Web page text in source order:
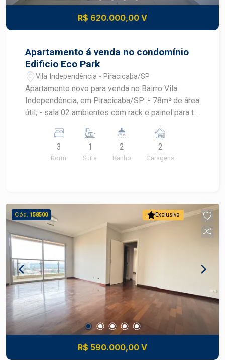
R$ 620.000,00 V
Apartamento á venda no condomínio
Edificio Eco Park
Vila Independência - Piracicaba/SP
Apartamento novo para venda no Bairro Vila
Independência, em Piracicaba/SP: - 78m² de área
útil; - sala 02 ambientes com rack e painel para tv;
armário planejado; - 03 dormitórios todos com
armário embutido, sendo 01 suíte; - 02 banheiros
com cuba: social e da suíte; - Varanda gourmet
Piscina na cobertura com vista incrível para a
cidade, perfeito para relaxar e socializar.
Localização: próximo a serviços, transporte
público, comércios e com fácil acesso a
principais vias da cidade.
3
Dorm.
1
Suite
2
Banho
2
Garagens
Exclusivo
Cód. 158500
R$ 590.000,00 V